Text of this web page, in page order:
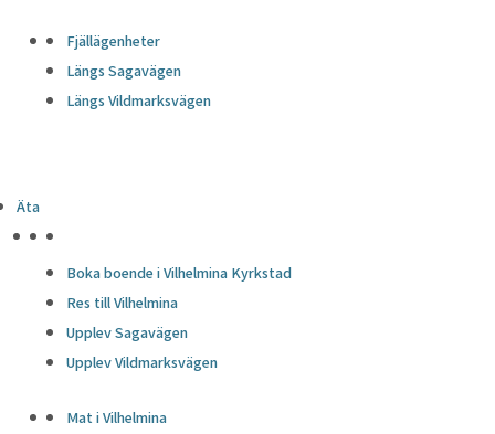
Fjällägenheter
Längs Sagavägen
Längs Vildmarksvägen
Äta
Boka boende i Vilhelmina Kyrkstad
Res till Vilhelmina
Upplev Sagavägen
Upplev Vildmarksvägen
Mat i Vilhelmina